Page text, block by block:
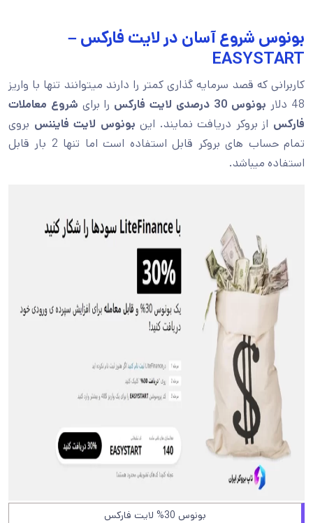
بونوس شروع آسان در لایت فارکس –
EASYSTART
کاربرانی که قصد سرمایه گذاری کمتر را دارند میتوانند تنها با واریز
48 دلار
بونوس 30 درصدی لایت فارکس را برای شروع معاملات
فارکس از بروکر دریافت نمایند. این بونوس لایت فایننس بروی
تمام حساب های بروکر قابل استفاده است اما تنها 2 بار قابل
استفاده میباشد.
بونوس 30% لایت فارکس